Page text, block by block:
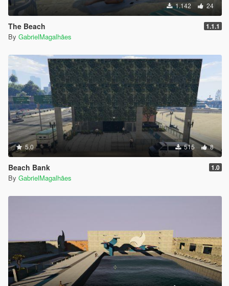
1.142 24
The Beach 1.1.1
By GabrielMagalhães
5.0 515 8
Beach Bank 1.0
By GabrielMagalhães